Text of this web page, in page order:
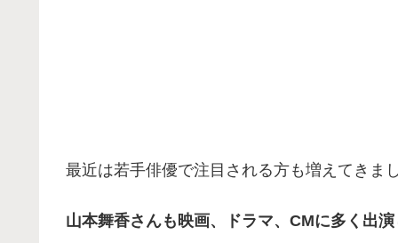
最近は若手俳優で注目される方も増えてきま
山本舞香さんも映画、ドラマ、CMに多く出